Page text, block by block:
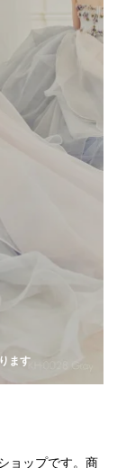
ます
ョップです。商